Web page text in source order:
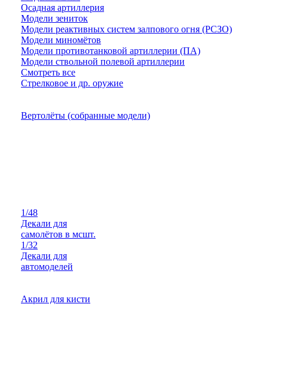
Осадная артиллерия
Модели зениток
Модели реактивных систем залпового огня (РСЗО)
Модели миномётов
Модели противотанковой артиллерии (ПА)
Модели ствольной полевой артиллерии
Смотреть все
Стрелковое и др. оружие
Вертолёты (собранные модели)
1/48
Декали для
самолётов в мсшт.
1/32
Декали для
автомоделей
Акрил для кисти